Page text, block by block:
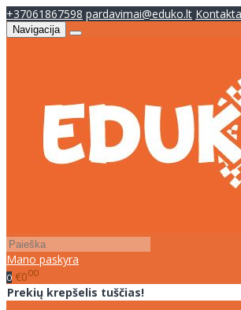
+37061867598 pardavimai@eduko.lt
Navigacija
Mano paskyra
0 €000
Prekių krepšelis tuščias!